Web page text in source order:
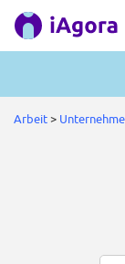
Arbeit>